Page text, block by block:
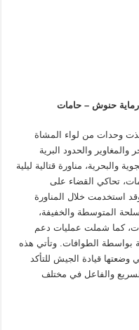
رماية حنوش – حامات
وحدات من لواء المشاة
والمغاوير والحدود البرية
والبحرية، مناورة قتالية ليلية
تحاكي القضاء على
استخدمت خلال المناورة
المتوسطة والخفيفة،
كما شملت عمليات دعم
بواسطة الطوافات. وتأتي هذه
وضعتها قيادة الجيش للتأكد
والفاعل في مختلف